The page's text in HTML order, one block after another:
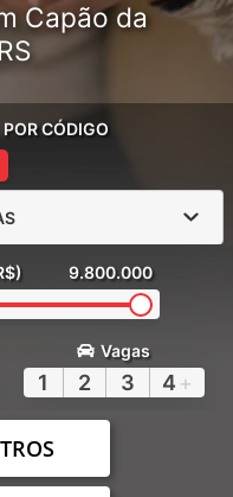
Capão da
POR CÓDIGO
9.800.000
Vagas
1 2 3 4 +